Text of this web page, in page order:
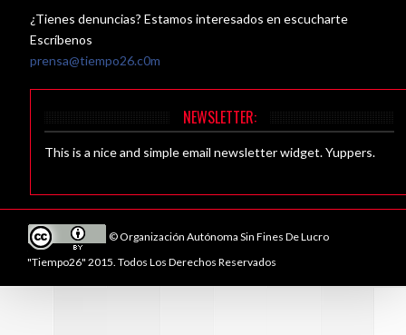
¿Tienes denuncias? Estamos interesados en escucharte
Escríbenos
prensa@tiempo26.c0m
NEWSLETTER:
This is a nice and simple email newsletter widget. Yuppers.
© Organización Autónoma Sin Fines De Lucro
"Tiempo26" 2015. Todos Los Derechos Reservados